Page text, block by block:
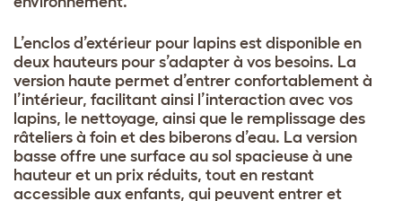
L’enclos d’extérieur pour lapins est disponible en
deux hauteurs pour s’adapter à vos besoins. La
version haute permet d’entrer confortablement à
l’intérieur, facilitant ainsi l’interaction avec vos
lapins, le nettoyage, ainsi que le remplissage des
râteliers à foin et des biberons d’eau. La version
basse offre une surface au sol spacieuse à une
hauteur et un prix réduits, tout en restant
accessible aux enfants, qui peuvent entrer et